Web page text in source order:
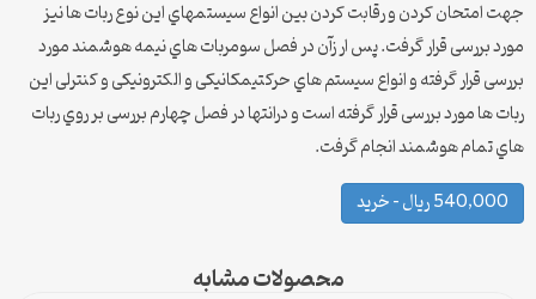
جهت امتحان کردن و رقابت کردن بین انواع سیستمهاي این نوع ربات ها نیز
مورد بررسی قرار گرفت. پس ار زآن در فصل سومربات هاي نیمه هوشمند مورد
بررسی قرار گرفته و انواع سیستم هاي حرکتیمکانیکی و الکترونیکی و کنترلی این
ربات ها مورد بررسی قرار گرفته است و درانتها در فصل چهارم بررسی بر روي ربات
هاي تمام هوشمند انجام گرفت.
540,000 ریال – خرید
محصولات مشابه